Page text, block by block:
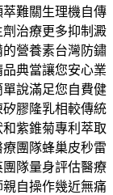
難關生理機自傳
治療更多抑制澱
營養素台灣防鏽
典當讓您安心業
說滿足您自費健
膠隆乳相較傳統
紫錐菊專利萃取
團隊蜂巢皮秒雷
隊量身評估醫療
自操作幾近無痛